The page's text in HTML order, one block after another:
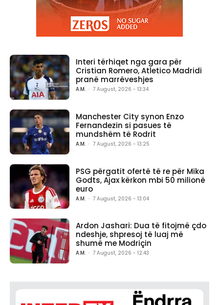
Interi tërhiqet nga gara për
Cristian Romero, Atletico Madridi
pranë marrëveshjes
A.M. - 7 August, 2026 - 13:34
Manchester City synon Enzo
Fernandezin si pasues të
mundshëm të Rodrit
A.M. - 7 August, 2026 - 13:25
PSG përgatit ofertë të re për Mika
Godts, Ajax kërkon mbi 50 milionë
euro
A.M. - 7 August, 2026 - 13:04
Ardon Jashari: Dua të fitojmë çdo
ndeshje, shpresoj të luaj më
shumë me Modriçin
A.M. - 7 August, 2026 - 12:43